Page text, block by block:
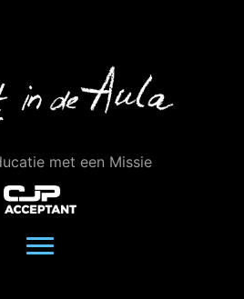
met een Missie